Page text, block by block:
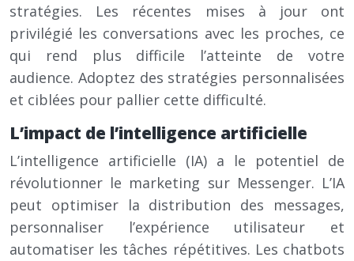
stratégies. Les récentes mises à jour ont
privilégié les conversations avec les proches, ce
qui rend plus difficile l’atteinte de votre
audience. Adoptez des stratégies personnalisées
et ciblées pour pallier cette difficulté.
L’impact de l’intelligence artificielle
L’intelligence artificielle (IA) a le potentiel de
révolutionner le marketing sur Messenger. L’IA
peut optimiser la distribution des messages,
personnaliser l’expérience utilisateur et
automatiser les tâches répétitives. Les chatbots